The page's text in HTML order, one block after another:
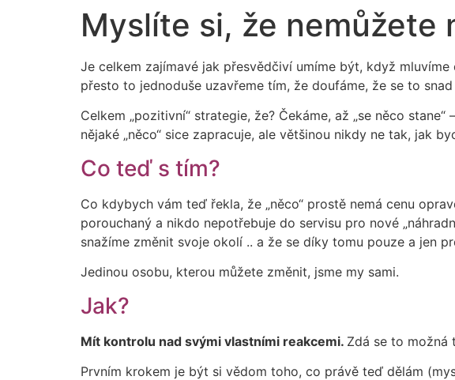
Myslíte si, že nemůžete
Je celkem zajímavé jak přesvědčiví umíme být, když
přesto to jednoduše uzavřeme tím, že doufáme, že se to
Celkem „pozitivní“ strategie, že? Čekáme, až „se něco
nějaké „něco“ sice zapracuje, ale většinou nikdy ne tak, jak
Co teď s tím?
Co kdybych vám teď řekla, že „něco“ prostě nemá cenu
porouchaný a nikdo nepotřebuje do servisu pro nové
snažíme změnit svoje okolí .. a že se díky tomu pouze a jen
Jedinou osobu, kterou můžete změnit, jsme my sami.
Jak?
Mít kontrolu nad svými vlastními reakcemi. Zdá se to možná
Prvním krokem je být si vědom toho, co právě teď dělám